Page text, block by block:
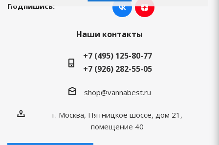
Подпишись:
Наши контакты
+7 (495) 125-80-77
+7 (926) 282-55-05
shop@vannabest.ru
г. Москва, Пятницкое шоссе, дом 21,
помещение 40